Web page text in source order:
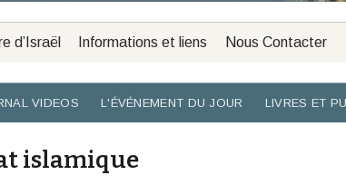
d’Israël Informations et liens Nous Contacter
VIDEOS L'ÉVÉNEMENT DU JOUR LIVRES ET
islamique